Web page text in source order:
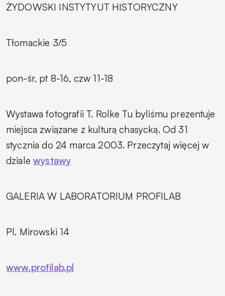
ŻYDOWSKI INSTYTYUT HISTORYCZNY
Tłomackie 3/5
pon-śr, pt 8-16, czw 11-18
Wystawa fotografii T. RolkeTu byliśmu prezentuje
miejsca związane z kulturą chasycką. Od 31
stycznia do 24 marca 2003. Przeczytaj więcej w
dzialewystawy
GALERIA W LABORATORIUM PROFILAB
Pl. Mirowski 14
www.profilab.pl